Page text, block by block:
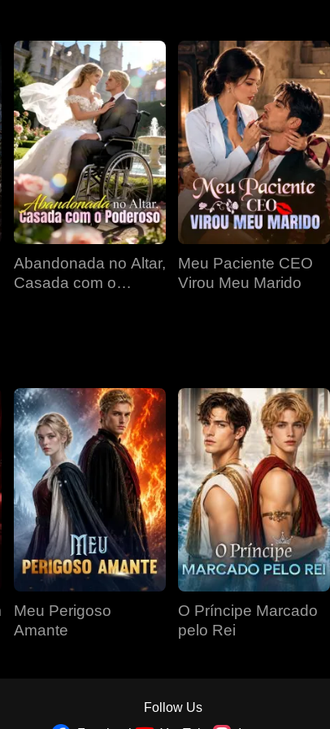
Abandonada no Altar,
Casada com o
Meu Paciente CEO
Virou Meu Marido
Meu Perigoso
Amante
O Príncipe Marcado
pelo Rei
Follow Us